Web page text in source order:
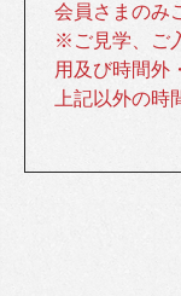
会員さまのみ
※ご見学、ご
用及び時間外
上記以外の時